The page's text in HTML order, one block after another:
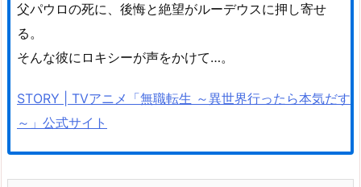
父パウロの死に、後悔と絶望がルーデウスに押し寄せ
る。
そんな彼にロキシーが声をかけて…。
STORY | TVアニメ「無職転生 ～異世界行ったら本気だす
～」公式サイト